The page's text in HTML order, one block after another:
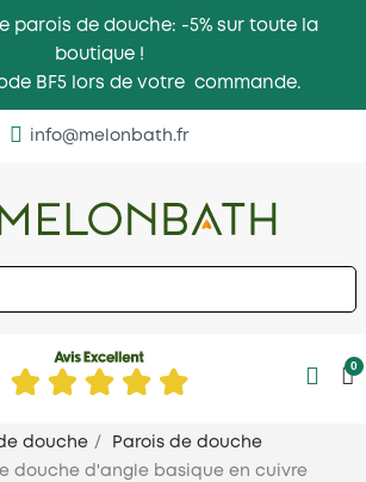
parois de douche: -5% sur toute la
boutique !
BF5 lors de votre commande.
info@melonbath.fr
0
douche
Parois de douche
douche d'angle basique en cuivre